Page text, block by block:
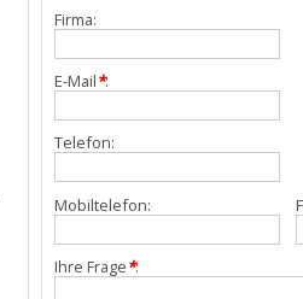
Firma:
E-Mail*:
Telefon:
Mobiltelefon:
Ihre Frage*: